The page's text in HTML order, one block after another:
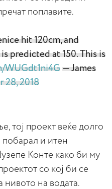
поплавите.
hit 120cm, and
predicted at 150. This is
WUGdt1ni4G — James
28, 2018
тој проект веќе долго
побарал и итен
Конте како би му
со кој би се
на водата.